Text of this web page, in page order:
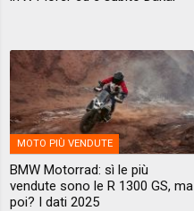
MOTO PIÙ VENDUTE
BMW Motorrad: sì le più
vendute sono le R 1300 GS, ma
poi? I dati 2025